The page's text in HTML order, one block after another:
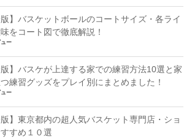
版】バスケットボールのコートサイズ・各ライ
をコート図で徹底解説！
ー
版】バスケが上達する家での練習方法10選と家
練習グッズをプレイ別にまとめました！
ー
版】東京都内の超人気バスケット専門店・ショ
すめ１０選